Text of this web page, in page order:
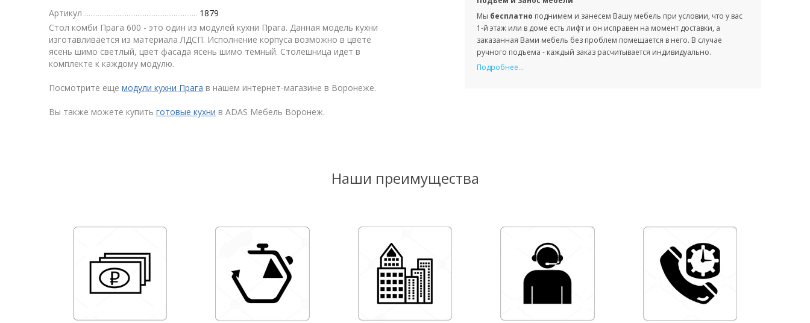
Мы бесплатно поднимем и занесем Вашу мебель при условии, что у вас
1-й этаж или в доме есть лифт и он исправен на момент доставки, а
заказанная Вами мебель без проблем помещается в него. В случае
ручного подъема - каждый заказ расчитывается индивидуально.
Подробнее...
Артикул
1879
Стол комби Прага 600 - это один из модулей кухни Прага. Данная модель кухни
изготавливается из материала ЛДСП. Исполнение корпуса возможно в цвете
ясень шимо светлый, цвет фасада ясень шимо темный. Столешница идет в
комплекте к каждому модулю.
Посмотрите еще модули кухни Прага в нашем интернет-магазине в Воронеже.
Вы также можете купить готовые кухни в ADAS Мебель Воронеж.
Наши преимущества